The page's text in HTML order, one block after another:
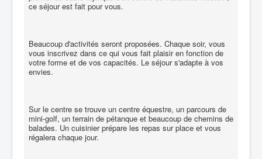
ce séjour est fait pour vous.
Beaucoup d'activités seront proposées. Chaque soir, vous
vous inscrivez dans ce qui vous fait plaisir en fonction de
votre forme et de vos capacités. Le séjour s'adapte à vos
envies.
Sur le centre se trouve un centre équestre, un parcours de
mini-golf, un terrain de pétanque et beaucoup de chemins de
balades. Un cuisinier prépare les repas sur place et vous
régalera chaque jour.